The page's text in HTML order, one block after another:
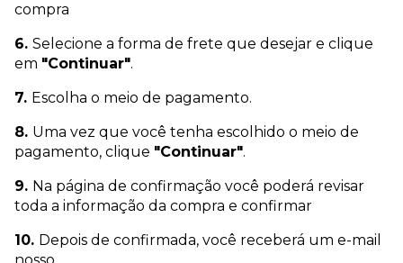
compra
6. Selecione a forma de frete que desejar e clique
em "Continuar".
7. Escolha o meio de pagamento.
8. Uma vez que você tenha escolhido o meio de
pagamento, clique "Continuar".
9. Na página de confirmação você poderá revisar
toda a informação da compra e confirmar
10. Depois de confirmada, você receberá um e-mail